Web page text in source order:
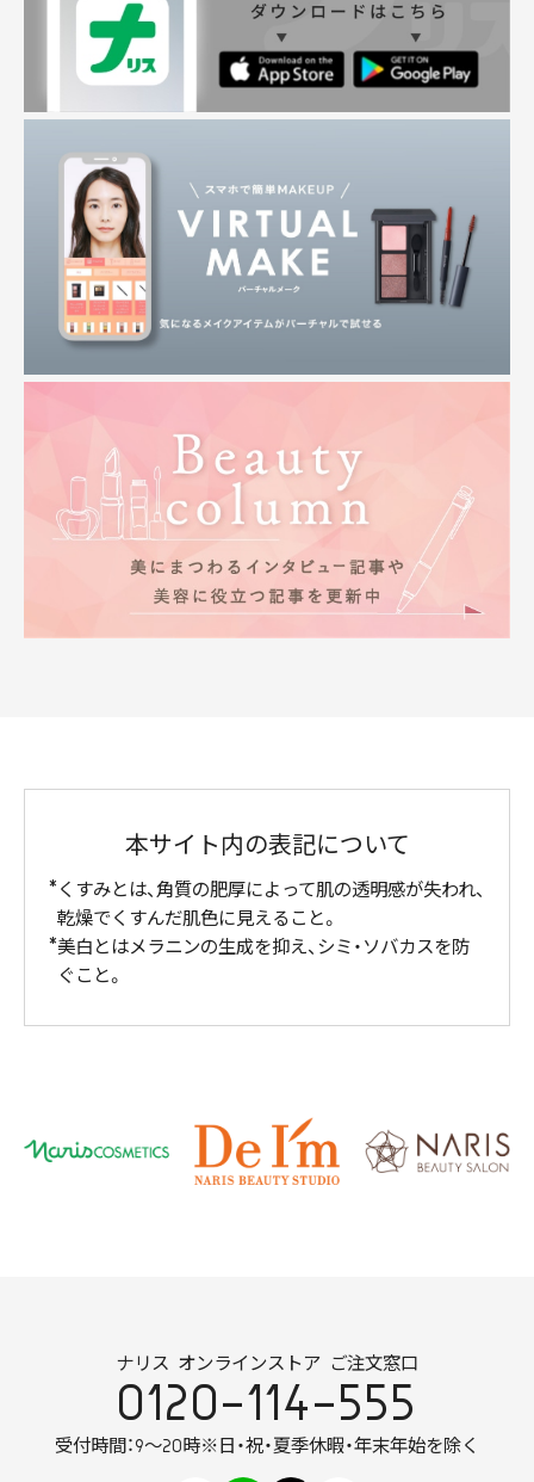
本サイト内の表記について
くすみとは、角質の肥厚によって肌の透明感が失われ、
乾燥でくすんだ肌色に見えること。
美白とはメラニンの生成を抑え、シミ・ソバカスを防
ぐこと。
ナリス オンラインストア ご注文窓口
0120-114-555
受付時間：9～20時※日・祝・夏季休暇・年末年始を除く